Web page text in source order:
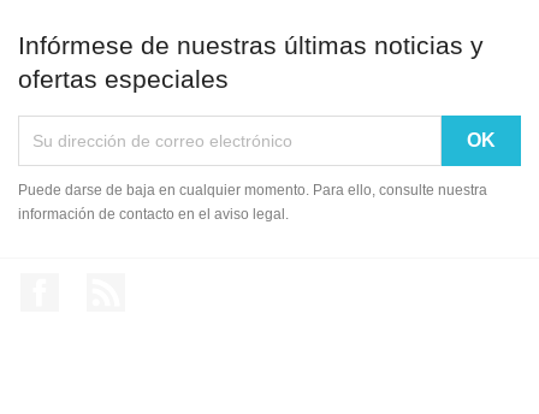
Infórmese de nuestras últimas noticias y
ofertas especiales
Puede darse de baja en cualquier momento. Para ello, consulte nuestra
información de contacto en el aviso legal.